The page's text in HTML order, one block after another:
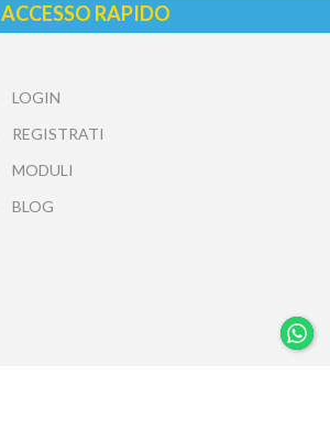
ACCESSO RAPIDO
LOGIN
REGISTRATI
MODULI
BLOG